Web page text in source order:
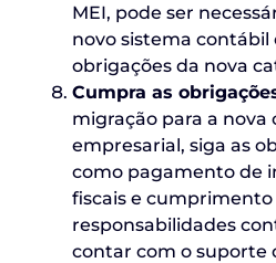
MEI, pode ser
novo sistema
obrigações da nova
Cumpra as
migração para a nova
empresarial, siga as
como pagamento de
fiscais e cumprimento
responsabilidades
contar com o suporte